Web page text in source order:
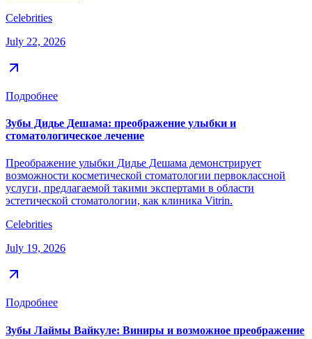
Celebrities
July 22, 2026
Подробнее
Зубы Дидье Дешама: преображение улыбки и
стоматологическое лечение
Преображение улыбки Дидье Дешама демонстрирует
возможности косметической стоматологии первоклассной
услуги, предлагаемой такими экспертами в области
эстетической стоматологии, как клиника Vitrin.
Celebrities
July 19, 2026
Подробнее
Зубы Лаймы Вайкуле: Виниры и возможное преображение